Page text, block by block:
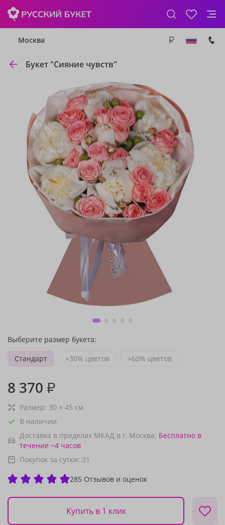
Москва
Букет "Сияние чувств"
Выберите размер букета:
Стандарт
+30% цветов +60% цветов
8 370 ₽
Размер: 30 × 45 см
В наличии
Доставка в пределах МКАД в г. Москва: Бесплатно в
течение ~4 часов
Покупок за сутки: 31
285 Отзывов и оценок
Купить в 1 клик